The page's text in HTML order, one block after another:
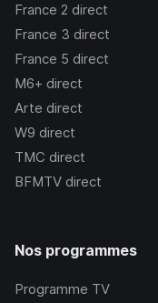
France 2 direct
France 3 direct
France 5 direct
M6+ direct
Arte direct
W9 direct
TMC direct
BFMTV direct
Nos programmes
Programme TV